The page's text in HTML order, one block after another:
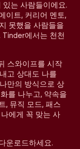
는 사람들이에요.
이트, 커리어 멘토,
못했을 사람들을
Tinder에서는 천천
스와이프를 시작
고 상대도 나를
만의 방식으로 상
를 나누고, 약속을
, 뮤직 모드, 패스
에게 꼭 맞는 사
운로드하세요.